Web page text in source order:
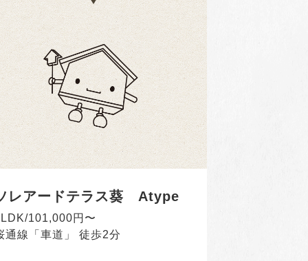
レアードテラス葵 Atype
101,000円〜
通線「車道」 徒歩2分